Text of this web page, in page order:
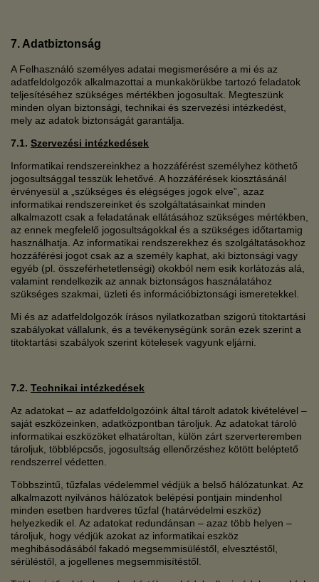
7. Adatbiztonság
A Felhasználó személyes adatai megismerésére a mi és az
adatfeldolgozók alkalmazottai a munkakörükbe tartozó feladatok
teljesítéséhez szükséges mértékben jogosultak. Megteszünk
minden olyan biztonsági, technikai és szervezési intézkedést,
mely az adatok biztonságát garantálja.
7.1. Szervezési intézkedések
Informatikai rendszereinkhez a hozzáférést személyhez köthető
jogosultsággal tesszük lehetővé. A hozzáférések kiosztásánál
érvényesül a „szükséges és elégséges jogok elve”, azaz
informatikai rendszereinket és szolgáltatásainkat minden
alkalmazott csak a feladatának ellátásához szükséges mértékben,
az ennek megfelelő jogosultságokkal és a szükséges időtartamig
használhatja. Az informatikai rendszerekhez és szolgáltatásokhoz
hozzáférési jogot csak az a személy kaphat, aki biztonsági vagy
egyéb (pl. összeférhetetlenségi) okokból nem esik korlátozás alá,
valamint rendelkezik az annak biztonságos használatához
szükséges szakmai, üzleti és információbiztonsági ismeretekkel.
Mi és az adatfeldolgozók írásos nyilatkozatban szigorú titoktartási
szabályokat vállalunk, és a tevékenységünk során ezek szerint a
titoktartási szabályok szerint kötelesek vagyunk eljárni.
7.2. Technikai intézkedések
Az adatokat – az adatfeldolgozóink által tárolt adatok kivételével –
saját eszközeinken, adatközpontban tároljuk. Az adatokat tároló
informatikai eszközöket elhatároltan, külön zárt szerverteremben
tároljuk, többlépcsős, jogosultság ellenőrzéshez kötött beléptető
rendszerrel védetten.
Többszintű, tűzfalas védelemmel védjük a belső hálózatunkat. Az
alkalmazott nyilvános hálózatok belépési pontjain mindenhol
minden esetben hardveres tűzfal (határvédelmi eszköz)
helyezkedik el. Az adatokat redundánsan – azaz több helyen –
tároljuk, hogy védjük azokat az informatikai eszköz
meghibásodásából fakadó megsemmisüléstől, elvesztéstől,
sérüléstől, a jogellenes megsemmisítéstől.